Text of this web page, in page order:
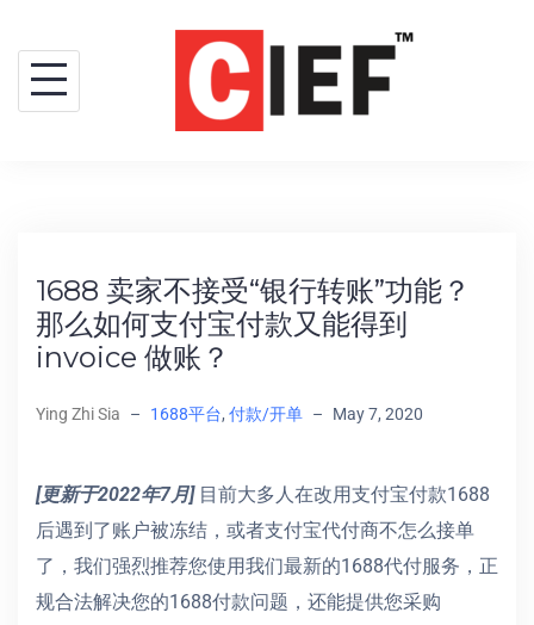
1688 卖家不接受“银行转账”功能？
那么如何支付宝付款又能得到
invoice 做账？
Ying Zhi Sia – 1688平台, 付款/开单 – May 7, 2020
[更新于2022年7月] 目前大多人在改用支付宝付款1688
后遇到了账户被冻结，或者支付宝代付商不怎么接单
了，我们强烈推荐您使用我们最新的1688代付服务，正
规合法解决您的1688付款问题，还能提供您采购